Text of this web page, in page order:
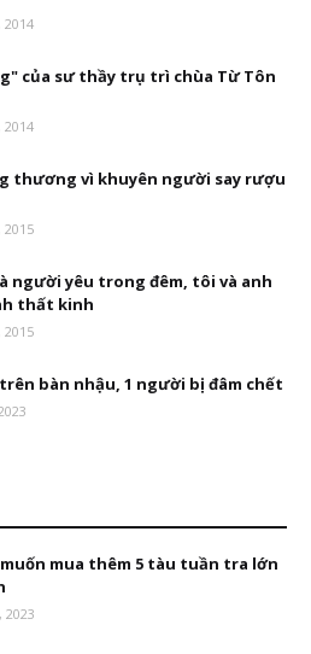
2014
của sư thầy trụ trì chùa Từ Tôn
2014
thương vì khuyên người say rượu
2015
người yêu trong đêm, tôi và anh
thất kinh
2015
bàn nhậu, 1 người bị đâm chết
mua thêm 5 tàu tuần tra lớn
2023